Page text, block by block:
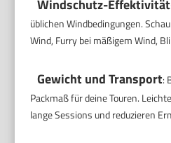
Windschutz-Effektivität
üblichen Windbedingungen.
Wind, Furry bei mäßigem Wind,
Gewicht und Transport:
Packmaß für deine Touren.
lange Sessions und reduzieren